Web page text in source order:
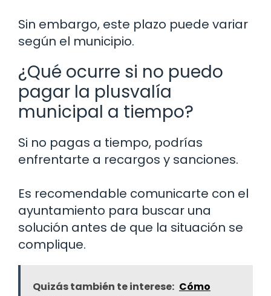
Sin embargo, este plazo puede variar
según el municipio.
¿Qué ocurre si no puedo
pagar la plusvalía
municipal a tiempo?
Si no pagas a tiempo, podrías
enfrentarte a recargos y sanciones.
Es recomendable comunicarte con el
ayuntamiento para buscar una
solución antes de que la situación se
complique.
Quizás también te interese: Cómo